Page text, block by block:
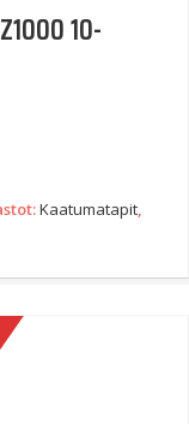
10-
Kaatumatapit,